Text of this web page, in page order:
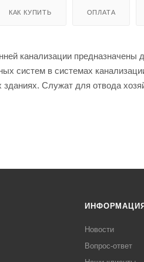
КАК КУПИТЬ ОПЛАТА
канализации предназначены
систем в системах
Служат для отвода
ИНФОРМАЦИЯ
Новости
Вопрос-ответ